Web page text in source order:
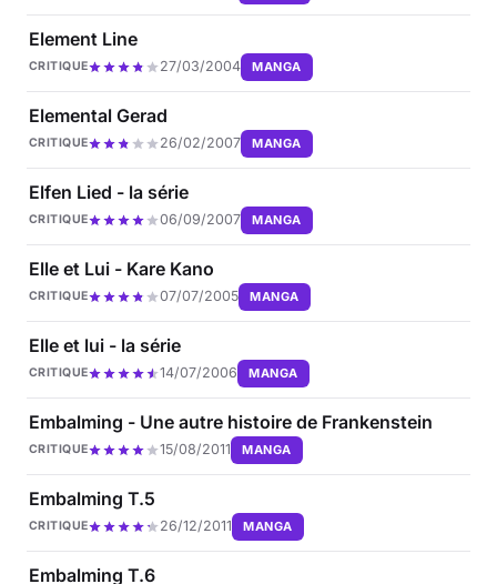
Element Line
CRITIQUE 27/03/2004 MANGA
Elemental Gerad
CRITIQUE 26/02/2007 MANGA
Elfen Lied - la série
CRITIQUE 06/09/2007 MANGA
Elle et Lui - Kare Kano
CRITIQUE 07/07/2005 MANGA
Elle et lui - la série
CRITIQUE 14/07/2006 MANGA
Embalming - Une autre histoire de Frankenstein
CRITIQUE 15/08/2011 MANGA
Embalming T.5
CRITIQUE 26/12/2011 MANGA
Embalming T.6